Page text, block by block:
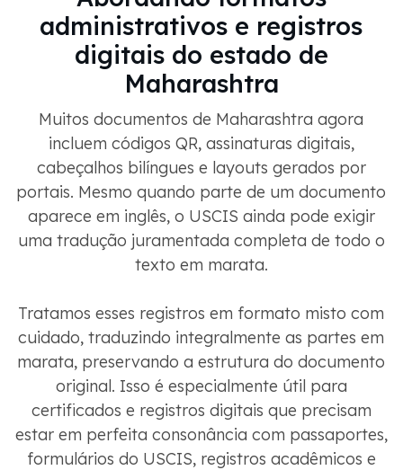
administrativos e registros
digitais do estado de
Maharashtra
Muitos documentos de Maharashtra agora
incluem códigos QR, assinaturas digitais,
cabeçalhos bilíngues e layouts gerados por
portais. Mesmo quando parte de um documento
aparece em inglês, o USCIS ainda pode exigir
uma tradução juramentada completa de todo o
texto em marata.
Tratamos esses registros em formato misto com
cuidado, traduzindo integralmente as partes em
marata, preservando a estrutura do documento
original. Isso é especialmente útil para
certificados e registros digitais que precisam
estar em perfeita consonância com passaportes,
formulários do USCIS, registros acadêmicos e